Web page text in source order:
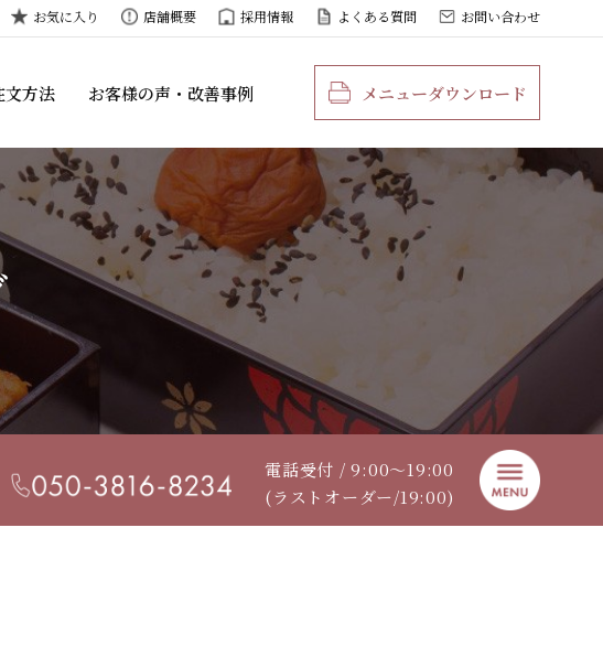
お気に入り 店舗概要 採用情報 よくある質問 お問い合わせ
文方法 お客様の声・改善事例 メニューダウンロード
電話受付 / 9:00〜19:00
(ラストオーダー/19:00)